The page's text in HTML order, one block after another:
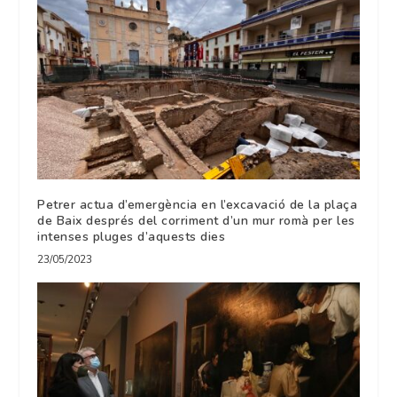
Petrer actua d’emergència en l’excavació de la plaça
de Baix després del corriment d’un mur romà per les
intenses pluges d’aquests dies
23/05/2023